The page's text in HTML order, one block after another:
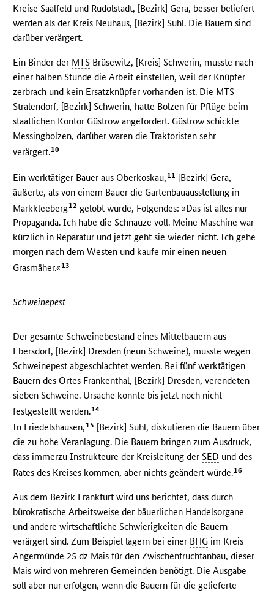
Kreise Saalfeld und Rudolstadt, [Bezirk] Gera, besser beliefert
werden als der Kreis Neuhaus, [Bezirk] Suhl. Die Bauern sind
darüber verärgert.
Ein Binder der MTS Brüsewitz, [Kreis] Schwerin, musste nach
einer halben Stunde die Arbeit einstellen, weil der Knüpfer
zerbrach und kein Ersatzknüpfer vorhanden ist. Die MTS
Stralendorf, [Bezirk] Schwerin, hatte Bolzen für Pflüge beim
staatlichen Kontor Güstrow angefordert. Güstrow schickte
Messingbolzen, darüber waren die Traktoristen sehr
verärgert.10
Ein werktätiger Bauer aus Oberkoskau,11 [Bezirk] Gera,
äußerte, als von einem Bauer die Gartenbauausstellung in
Markkleeberg12 gelobt wurde, Folgendes: »Das ist alles nur
Propaganda. Ich habe die Schnauze voll. Meine Maschine war
kürzlich in Reparatur und jetzt geht sie wieder nicht. Ich gehe
morgen nach dem Westen und kaufe mir einen neuen
Grasmäher.«13
Schweinepest
Der gesamte Schweinebestand eines Mittelbauern aus
Ebersdorf, [Bezirk] Dresden (neun Schweine), musste wegen
Schweinepest abgeschlachtet werden. Bei fünf werktätigen
Bauern des Ortes Frankenthal, [Bezirk] Dresden, verendeten
sieben Schweine. Ursache konnte bis jetzt noch nicht
festgestellt werden.14
In Friedelshausen,15 [Bezirk] Suhl, diskutieren die Bauern über
die zu hohe Veranlagung. Die Bauern bringen zum Ausdruck,
dass immerzu Instrukteure der Kreisleitung derSED und des
Rates des Kreises kommen, aber nichts geändert würde.16
Aus dem Bezirk Frankfurt wird uns berichtet, dass durch
bürokratische Arbeitsweise der bäuerlichen Handelsorgane
und andere wirtschaftliche Schwierigkeiten die Bauern
verärgert sind. Zum Beispiel lagern bei einer BHG im Kreis
Angermünde 25 dz Mais für den Zwischenfruchtanbau, dieser
Mais wird von mehreren Gemeinden benötigt. Die Ausgabe
soll aber nur erfolgen, wenn die Bauern für die gelieferte